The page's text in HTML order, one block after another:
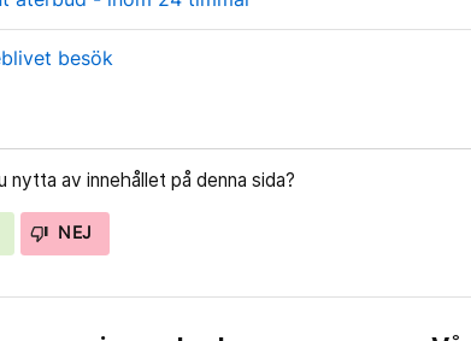
besök
nytta av innehållet på denna sida?
NEJ